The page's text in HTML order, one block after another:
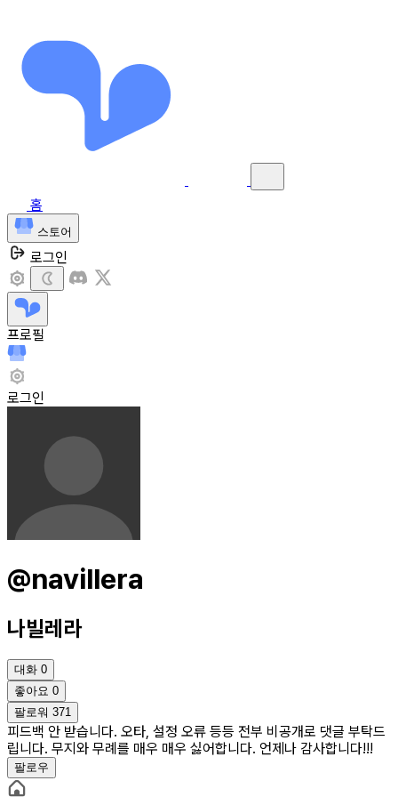
홈
스토어
로그인
프로필
로그인
@navillera
나빌레라
대화 0
좋아요 0
팔로워 371
피드백 안 받습니다. 오타, 설정 오류 등등 전부 비공개로 댓글 부탁드
립니다. 무지와 무례를 매우 매우 싫어합니다. 언제나 감사합니다!!!
팔로우